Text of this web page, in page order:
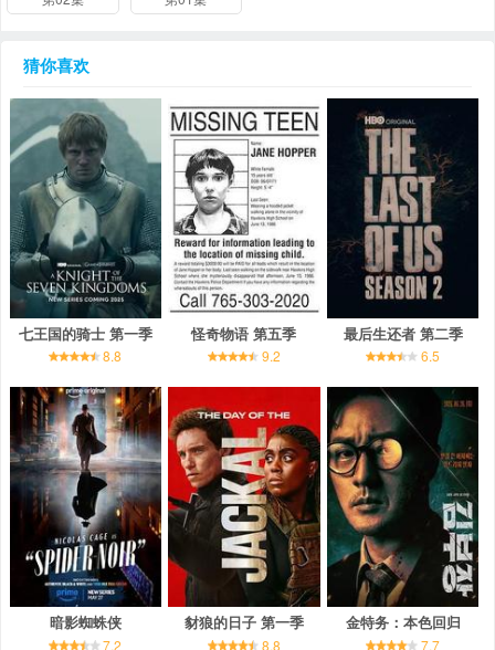
猜你喜欢
七王国的骑士 第一季
8.8
怪奇物语 第五季
9.2
最后生还者 第二季
6.5
暗影蜘蛛侠
7.2
豺狼的日子 第一季
8.8
金特务：本色回归
7.7